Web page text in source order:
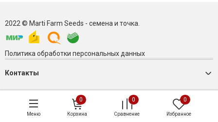
2022 © Marti Farm Seeds - семена и точка.
Политика обработки персональных данных
Контакты
Меню
0
Корзина
0
Сравнение
0
Избранное